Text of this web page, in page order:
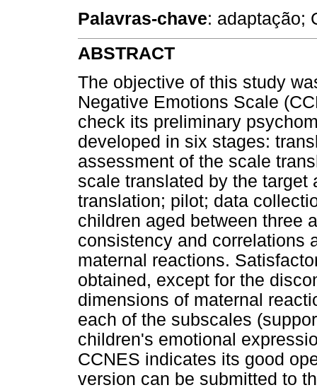
Palavras-chave: adaptação;
ABSTRACT
The objective of this study
Negative Emotions Scale
check its preliminary
developed in six stages:
assessment of the scale
scale translated by the
translation; pilot; data
children aged between three
consistency and correlations
maternal reactions.
obtained, except for the
dimensions of maternal
each of the subscales
children's emotional
CCNES indicates its good
version can be submitted to